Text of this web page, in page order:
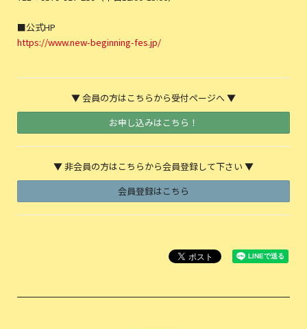
■公式HP
https://www.new-beginning-fes.jp/
▼ 会員の方はこちらから受付ページへ ▼
お申し込みはこちら！
▼ 非会員の方はこちらから会員登録して下さい ▼
会員登録はこちら